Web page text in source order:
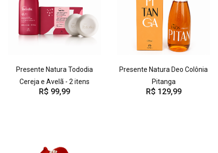
Presente Natura Tododia
Cereja e Avelã - 2 itens
R$ 99,99
Presente Natura Deo Colônia
Pitanga
R$ 129,99